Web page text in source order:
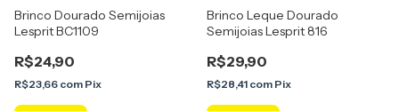
Brinco Dourado Semijoias
Lesprit BC1109
R$24,90
R$23,66 com Pix
Brinco Leque Dourado
Semijoias Lesprit 816
R$29,90
R$28,41 com Pix